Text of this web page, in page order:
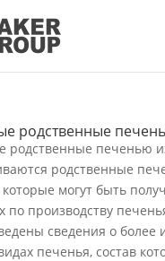
родственные
родственные печенью
родственные
которые могут быть
по производству
сведения о более
печенья, состав